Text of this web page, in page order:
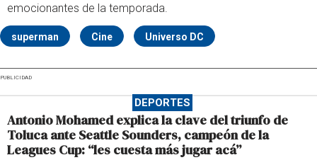
emocionantes de la temporada.
superman Cine Universo DC
PUBLICIDAD
DEPORTES
Antonio Mohamed explica la clave del triunfo de
Toluca ante Seattle Sounders, campeón de la
Leagues Cup: “les cuesta más jugar acá”